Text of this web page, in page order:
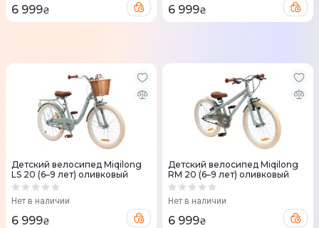
6 999₴ 6 999₴
Детский велосипед Miqilong
LS 20 (6–9 лет) оливковый
Нет в наличии
6 999₴
Детский велосипед Miqilong
RM 20 (6–9 лет) оливковый
Нет в наличии
6 999₴